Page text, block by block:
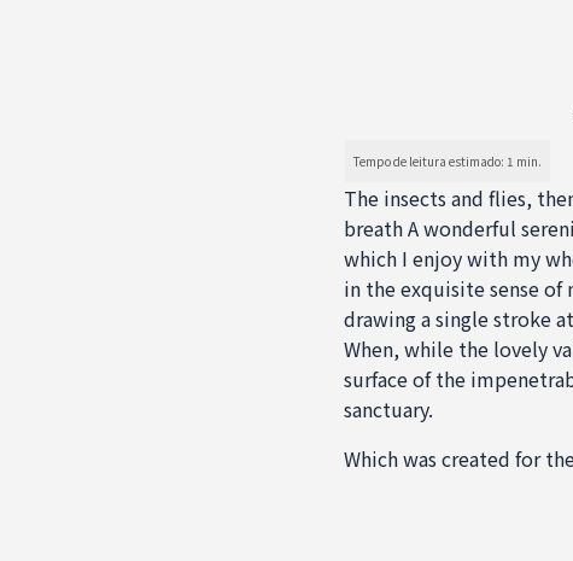
The insects and flies,
breath A wonderful
which I enjoy with my
in the exquisite sense
drawing a single stroke
When, while the lovely
surface of the
sanctuary.
Which was created for